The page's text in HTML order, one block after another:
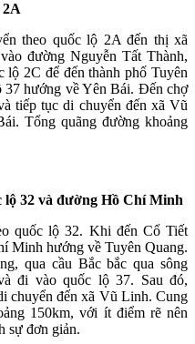
2A
theo quốc lộ 2A đến thị xã
đường Nguyễn Tất Thành,
lộ 2C để đến thành phố Tuyên
37 hướng về Yên Bái. Đến chợ
tiếp tục di chuyển đến xã Vũ
Tổng quãng đường khoảng
32 và đường Hồ Chí Minh
quốc lộ 32. Khi đến Cổ Tiết
Minh hướng về Tuyên Quang.
qua cầu Bắc bắc qua sông
đi vào quốc lộ 37. Sau đó,
chuyển đến xã Vũ Linh. Cung
150km, với ít điểm rẽ nên
sự đơn giản.